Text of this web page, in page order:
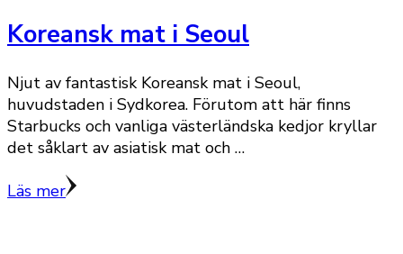
Koreansk mat i Seoul
Njut av fantastisk Koreansk mat i Seoul,
huvudstaden i Sydkorea. Förutom att här finns
Starbucks och vanliga västerländska kedjor kryllar
det såklart av asiatisk mat och …
Läs mer